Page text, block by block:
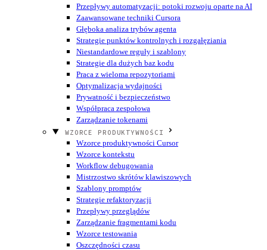
Przepływy automatyzacji: potoki rozwoju oparte na AI
Zaawansowane techniki Cursora
Głęboka analiza trybów agenta
Strategie punktów kontrolnych i rozgałęziania
Niestandardowe reguły i szablony
Strategie dla dużych baz kodu
Praca z wieloma repozytoriami
Optymalizacja wydajności
Prywatność i bezpieczeństwo
Współpraca zespołowa
Zarządzanie tokenami
WZORCE PRODUKTYWNOŚCI
Wzorce produktywności Cursor
Wzorce kontekstu
Workflow debugowania
Mistrzostwo skrótów klawiszowych
Szablony promptów
Strategie refaktoryzacji
Przepływy przeglądów
Zarządzanie fragmentami kodu
Wzorce testowania
Oszczędności czasu